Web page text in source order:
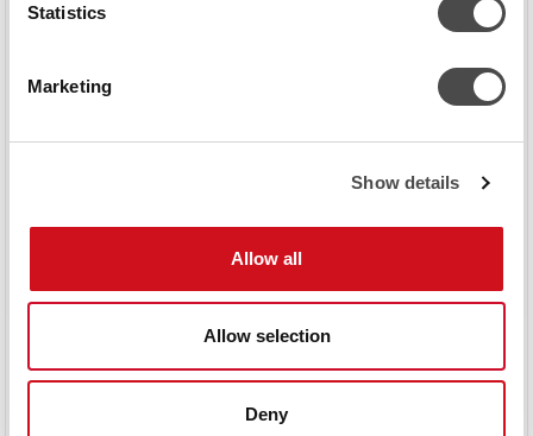
Statistics
Marketing
Show details
Allow all
Allow selection
Deny
kohdekohtaisesti, mikä ansiosta ne toimivat optimaalisesti niin